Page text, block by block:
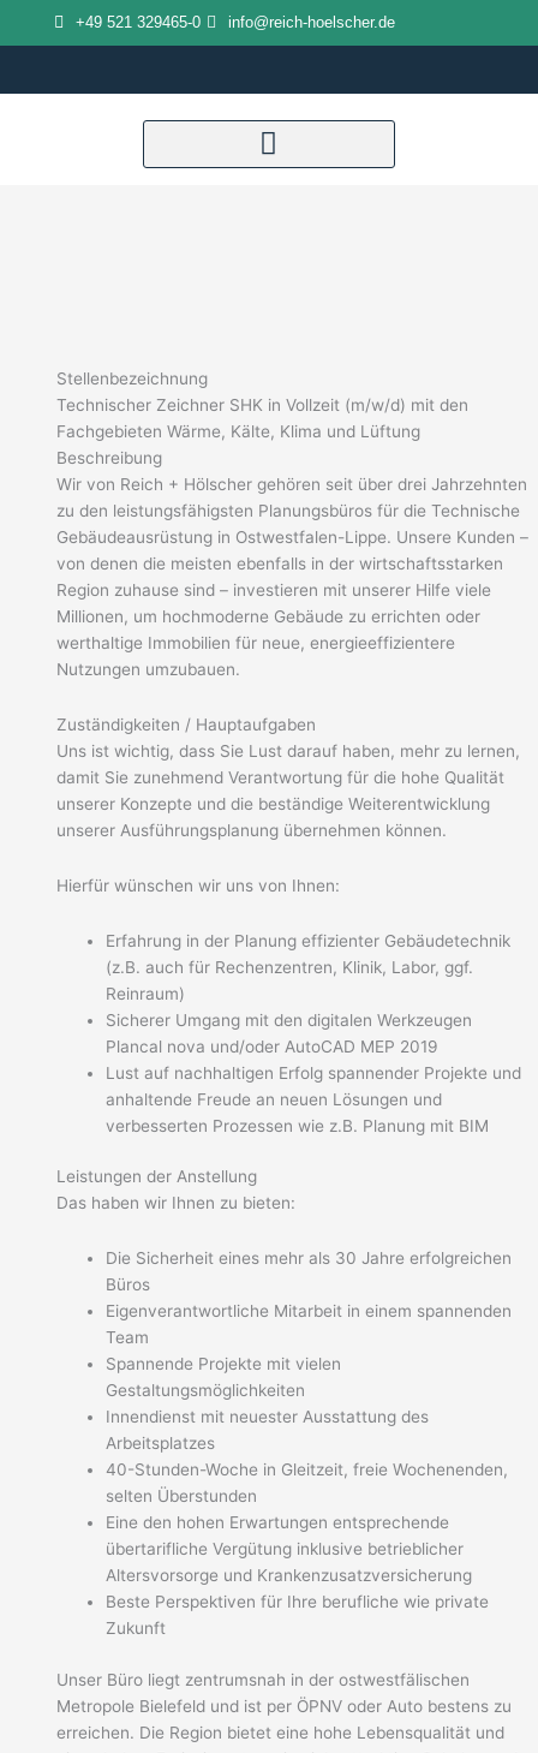
+49 521 329465-0 info@reich-hoelscher.de
Stellenbezeichnung
Technischer Zeichner SHK in Vollzeit (m/w/d) mit den
Fachgebieten Wärme, Kälte, Klima und Lüftung
Beschreibung
Wir von Reich + Hölscher gehören seit über drei Jahrzehnten
zu den leistungsfähigsten Planungsbüros für die Technische
Gebäudeausrüstung in Ostwestfalen-Lippe. Unsere Kunden –
von denen die meisten ebenfalls in der wirtschaftsstarken
Region zuhause sind – investieren mit unserer Hilfe viele
Millionen, um hochmoderne Gebäude zu errichten oder
werthaltige Immobilien für neue, energieeffizientere
Nutzungen umzubauen.
Zuständigkeiten / Hauptaufgaben
Uns ist wichtig, dass Sie Lust darauf haben, mehr zu lernen,
damit Sie zunehmend Verantwortung für die hohe Qualität
unserer Konzepte und die beständige Weiterentwicklung
unserer Ausführungsplanung übernehmen können.
Hierfür wünschen wir uns von Ihnen:
Erfahrung in der Planung effizienter Gebäudetechnik
(z.B. auch für Rechenzentren, Klinik, Labor, ggf.
Reinraum)
Sicherer Umgang mit den digitalen Werkzeugen
Plancal nova und/oder AutoCAD MEP 2019
Lust auf nachhaltigen Erfolg spannender Projekte und
anhaltende Freude an neuen Lösungen und
verbesserten Prozessen wie z.B. Planung mit BIM
Leistungen der Anstellung
Das haben wir Ihnen zu bieten:
Die Sicherheit eines mehr als 30 Jahre erfolgreichen
Büros
Eigenverantwortliche Mitarbeit in einem spannenden
Team
Spannende Projekte mit vielen
Gestaltungsmöglichkeiten
Innendienst mit neuester Ausstattung des
Arbeitsplatzes
40-Stunden-Woche in Gleitzeit, freie Wochenenden,
selten Überstunden
Eine den hohen Erwartungen entsprechende
übertarifliche Vergütung inklusive betrieblicher
Altersvorsorge und Krankenzusatzversicherung
Beste Perspektiven für Ihre berufliche wie private
Zukunft
Unser Büro liegt zentrumsnah in der ostwestfälischen
Metropole Bielefeld und ist per ÖPNV oder Auto bestens zu
erreichen. Die Region bietet eine hohe Lebensqualität und